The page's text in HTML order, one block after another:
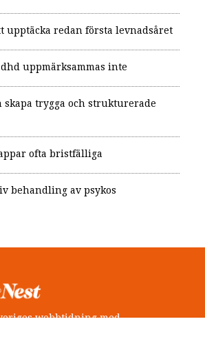
upptäcka redan första levnadsåret
uppmärksammas inte
skapa trygga och strukturerade
ofta bristfälliga
behandling av psykos
webbtidning med